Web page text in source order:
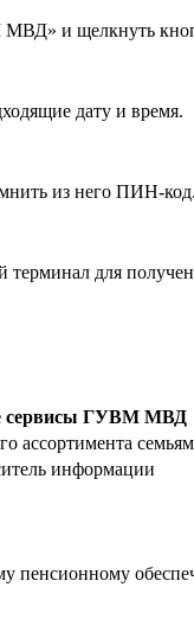
и щелкнуть
дату и время.
из него ПИН-код.
для
сервисы ГУВМ МВД
ассортимента
информации
пенсионному